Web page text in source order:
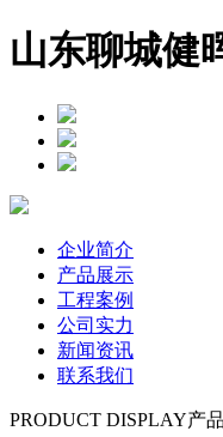
山东聊城健
企业简介
产品展示
工程案例
公司实力
新闻资讯
联系我们
PRODUCT DISPLAY产